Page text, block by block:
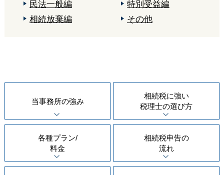
民法一般編
特別受益編
相続放棄編
その他
当事務所の強み
相続税に強い
税理士の選び方
各種プラン/
料金
相続税申告の
流れ